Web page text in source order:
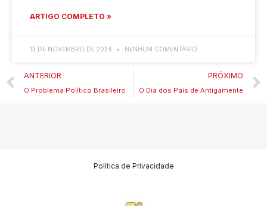
ARTIGO COMPLETO »
13 DE NOVEMBRO DE 2024 NENHUM COMENTÁRIO
ANTERIOR
O Problema Político Brasileiro
PRÓXIMO
O Dia dos Pais de Antigamente
Política de Privacidade